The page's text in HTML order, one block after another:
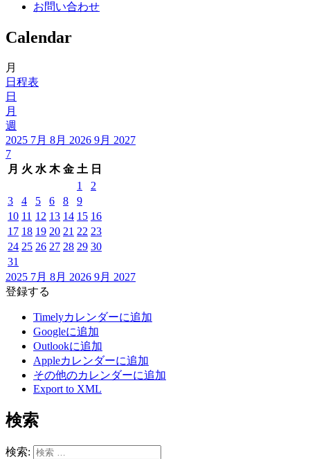
お問い合わせ
Calendar
月
日程表
日
月
週
2025 7月 8月 2026 9月 2027
7
月 火 水 木 金 土 日
1
2
3
4 5 6 8
9
10 11 12 13 14 15 16
17 18 19 20 21 22 23
24 25 26 27 28 29 30
31
2025 7月 8月 2026 9月 2027
登録する
Timelyカレンダーに追加
Googleに追加
Outlookに追加
Appleカレンダーに追加
その他のカレンダーに追加
Export to XML
検索
検索: